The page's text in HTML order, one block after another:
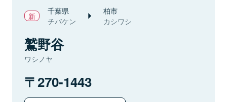
千葉県
チバケン
柏市
カシワシ
鷲野谷
ワシノヤ
270-1443